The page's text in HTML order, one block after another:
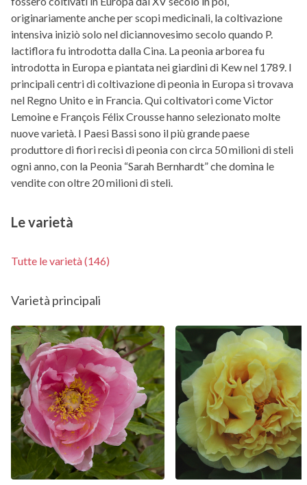
originariamente anche per scopi medicinali, la coltivazione
intensiva iniziò solo nel diciannovesimo secolo quando P.
lactiflora fu introdotta dalla Cina. La peonia arborea fu
introdotta in Europa e piantata nei giardini di Kew nel 1789. I
principali centri di coltivazione di peonia in Europa si trovava
nel Regno Unito e in Francia. Qui coltivatori come Victor
Lemoine e François Félix Crousse hanno selezionato molte
nuove varietà. I Paesi Bassi sono il più grande paese
produttore di fiori recisi di peonia con circa 50 milioni di steli
ogni anno, con la Peonia “Sarah Bernhardt” che domina le
vendite con oltre 20 milioni di steli.
Le varietà
Tutte le varietà (146)
Varietà principali